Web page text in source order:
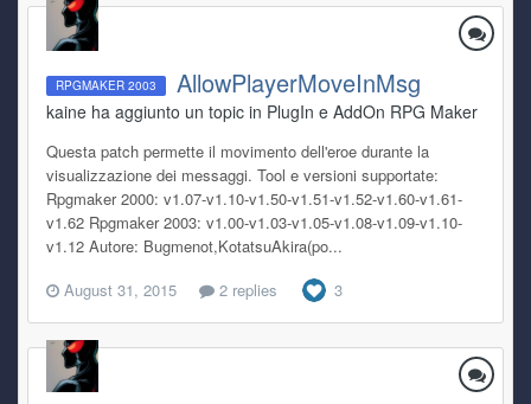
RPGMAKER 2003 AllowPlayerMoveInMsg
kaine ha aggiunto un topic in PlugIn e AddOn RPG Maker
Questa patch permette il movimento dell'eroe durante la
visualizzazione dei messaggi. Tool e versioni supportate:
Rpgmaker 2000: v1.07-v1.10-v1.50-v1.51-v1.52-v1.60-v1.61-
v1.62 Rpgmaker 2003: v1.00-v1.03-v1.05-v1.08-v1.09-v1.10-
v1.12 Autore: Bugmenot,KotatsuAkira(po...
August 31, 2015
2 replies 3